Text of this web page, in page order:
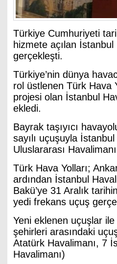
Türkiye Cumhuriyeti
hizmete açılan İstanbul
gerçekleşti.
Türkiye’nin dünya
rol üstlenen Türk Hava
projesi olan İstanbul
ekledi.
Bayrak taşıyıcı
sayılı uçuşuyla
Uluslararası
Türk Hava Yolları;
ardından İstanbul
Bakü’ye 31 Aralık
yedi frekans uçuş
Yeni eklenen uçuşlar ile
şehirleri arasındaki
Atatürk Havalimanı, 7
Havalimanı)